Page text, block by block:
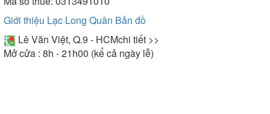
Giới thiệu Lạc Long Quân Bản đồ
Lê Văn Việt, Q.9 - HCMchi tiết >>
Mở cửa : 8h - 21h00 (kể cả ngày lễ)